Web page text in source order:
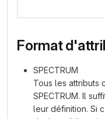
Format
SPECTRUM
Tous les attributs
SPECTRUM. Il
leur définition. Si